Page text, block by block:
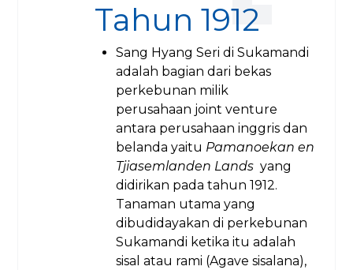
Tahun 1912
Sang Hyang Seri di Sukamandi
adalah bagian dari bekas
perkebunan milik
perusahaan joint venture
antara perusahaan inggris dan
belanda yaitu Pamanoekan en
Tjiasemlanden Lands yang
didirikan pada tahun 1912.
Tanaman utama yang
dibudidayakan di perkebunan
Sukamandi ketika itu adalah
sisal atau rami (Agave sisalana),